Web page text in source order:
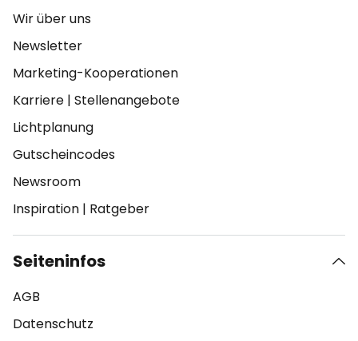
Wir über uns
Newsletter
Marketing-Kooperationen
Karriere | Stellenangebote
Lichtplanung
Gutscheincodes
Newsroom
Inspiration | Ratgeber
Seiteninfos
AGB
Datenschutz